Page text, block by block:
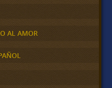
AL AMOR